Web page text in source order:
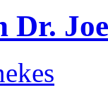
Dr.